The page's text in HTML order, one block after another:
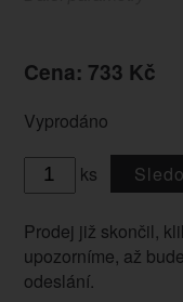
Cena: 733 Kč
Vyprodáno
ks
Prodej již skončil,
upozorníme, až
odeslání.